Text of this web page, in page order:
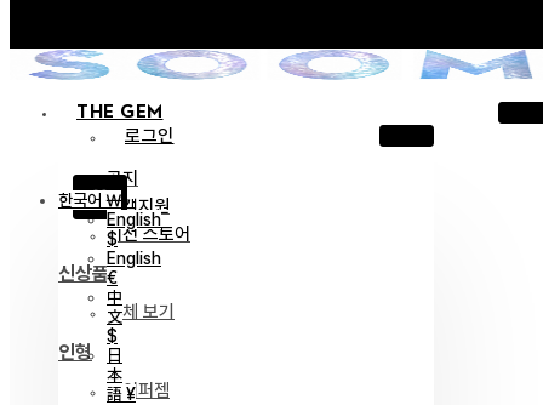
THE GEM
로그인
X
공지
고객지원
이전 스토어
신상품
전체 보기
인형
하이퍼젬
한국어 ￦
English
$
English
€
中
文
$
日
本
語 ¥